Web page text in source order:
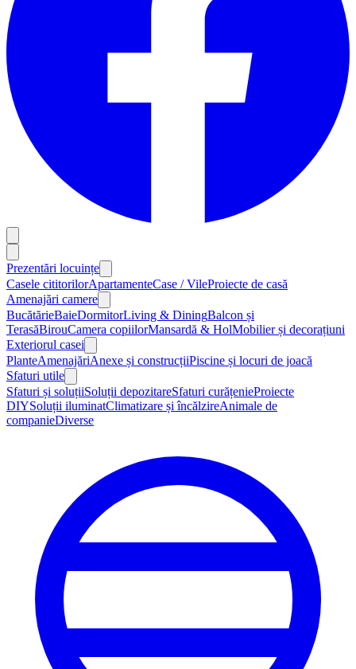
Prezentări locuințe
Casele cititorilorApartamenteCase / VileProiecte de casă
Amenajări camere
BucătărieBaieDormitorLiving & DiningBalcon și
TerasăBirouCamera copiilorMansardă & HolMobilier și decorațiuni
Exteriorul casei
PlanteAmenajăriAnexe și construcțiiPiscine și locuri de joacă
Sfaturi utile
Sfaturi și soluțiiSoluții depozitareSfaturi curățenieProiecte
DIYSoluții iluminatClimatizare și încălzireAnimale de
companieDiverse